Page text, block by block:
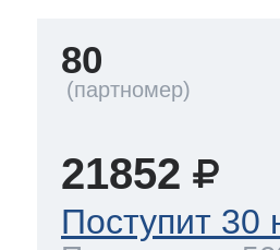
80
21852
Поступит 30